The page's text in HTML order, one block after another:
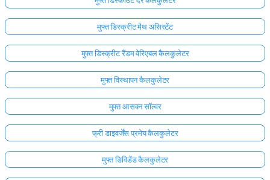
मुफ्त डिस्क्रीट मैथ असिस्टेंट
मुफ्त डिस्क्रीट रैंडम वेरिएबल कैलकुलेटर
मुफ्त विस्थापन कैलकुलेटर
मुफ्त आसवन सॉल्वर
फ्री डाइवर्जेंस प्रमेय कैलकुलेटर
मुफ्त डिविडेंड कैलकुलेटर